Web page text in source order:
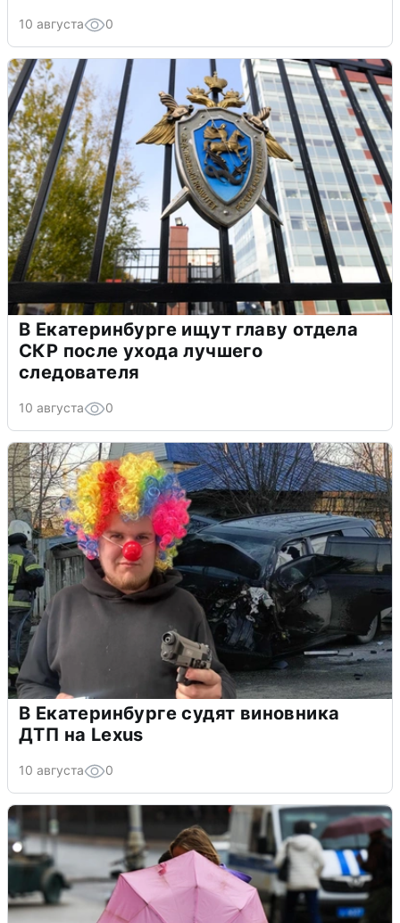
10 августа 0
В Екатеринбурге ищут главу отдела
СКР после ухода лучшего
следователя
10 августа 0
В Екатеринбурге судят виновника
ДТП на Lexus
10 августа 0